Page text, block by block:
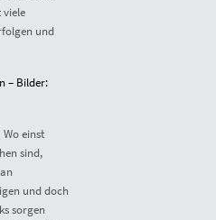
viele
und
– Bilder:
Wo einst
sind,
und doch
sorgen